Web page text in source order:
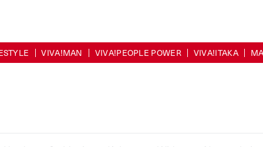
VIVA!MAN VIVA!PEOPLE POWER VIVA!ITAKA